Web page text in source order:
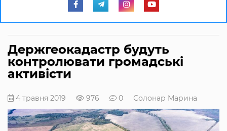
Держгеокадастр будуть
контролювати громадські
активісти
4 травня 2019 976 0 Солонар Марина